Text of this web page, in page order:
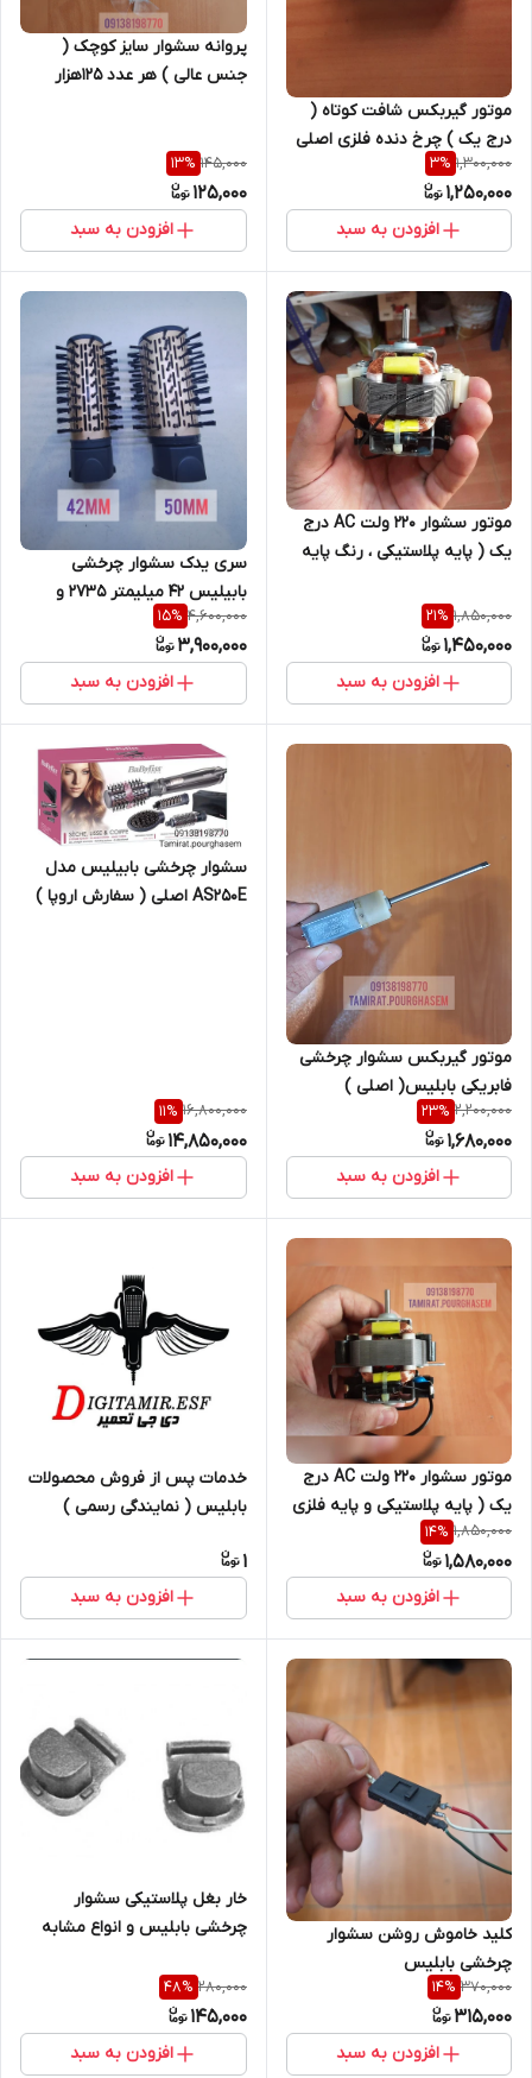
موتور گیربکس شافت کوتاه (
درج یک ) چرخ دنده فلزی اصلی
1,300,000
3%
1,250,000
افزودن به سبد
پروانه سشوار سایز کوچک (
جنس عالی ) هر عدد ۱۲۵هزار
145,000
13%
125,000
افزودن به سبد
موتور سشوار ۲۲۰ ولت AC درج
یک ( پایه پلاستیکی ، رنگ پایه
1,850,000
21%
1,450,000
افزودن به سبد
سری یدک سشوار چرخشی
بابیلیس ۴۲ میلیمتر ۲۷۳۵ و
۲۷۳۶ و ۹۶۶
4,600,000
15%
3,900,000
افزودن به سبد
موتور گیربکس سشوار چرخشی
فابریکی بابلیس( اصلی )
2,200,000
23%
1,680,000
افزودن به سبد
سشوار چرخشی بابیلیس مدل
AS250E اصلی ( سفارش اروپا )
16,800,000
11%
14,850,000
افزودن به سبد
موتور سشوار ۲۲۰ ولت AC درج
یک ( پایه پلاستیکی و پایه فلزی
)
1,850,000
14%
1,580,000
افزودن به سبد
خدمات پس از فروش محصولات
بابلیس ( نمایندگی رسمی )
1
افزودن به سبد
کلید خاموش روشن سشوار
چرخشی بابلیس
370,000
14%
315,000
افزودن به سبد
خار بغل پلاستیکی سشوار
چرخشی بابلیس و انواع مشابه
280,000
48%
145,000
افزودن به سبد